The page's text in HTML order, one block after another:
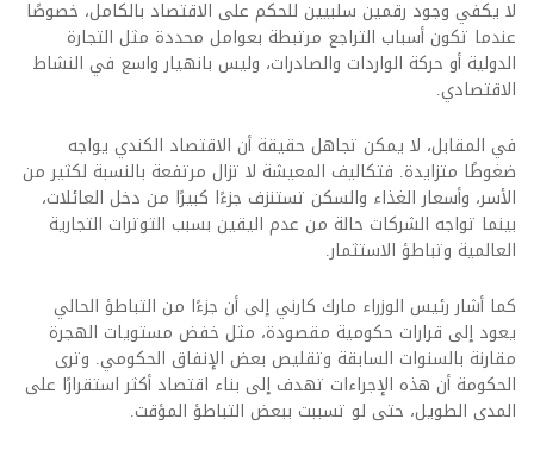
لا يكفي وجود رقمين سلبيين للحكم على الاقتصاد بالكامل، خصوصًا
عندما تكون أسباب التراجع مرتبطة بعوامل محددة مثل التجارة
الدولية أو حركة الواردات والصادرات، وليس بانهيار واسع في النشاط
الاقتصادي.
في المقابل، لا يمكن تجاهل حقيقة أن الاقتصاد الكندي يواجه
ضغوطًا متزايدة. فتكاليف المعيشة لا تزال مرتفعة بالنسبة لكثير من
الأسر، وأسعار الغذاء والسكن تستنزف جزءًا كبيرًا من دخل العائلات،
بينما تواجه الشركات حالة من عدم اليقين بسبب التوترات التجارية
العالمية وتباطؤ الاستثمار.
كما أشار رئيس الوزراء مارك كارني إلى أن جزءًا من التباطؤ الحالي
يعود إلى قرارات حكومية مقصودة، مثل خفض مستويات الهجرة
مقارنة بالسنوات السابقة وتقليص بعض الإنفاق الحكومي. وترى
الحكومة أن هذه الإجراءات تهدف إلى بناء اقتصاد أكثر استقرارًا على
المدى الطويل، حتى لو تسببت ببعض التباطؤ المؤقت.